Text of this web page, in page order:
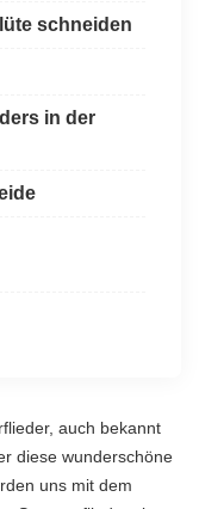
schneiden
in der
auch bekannt
diese wunderschöne
uns mit dem